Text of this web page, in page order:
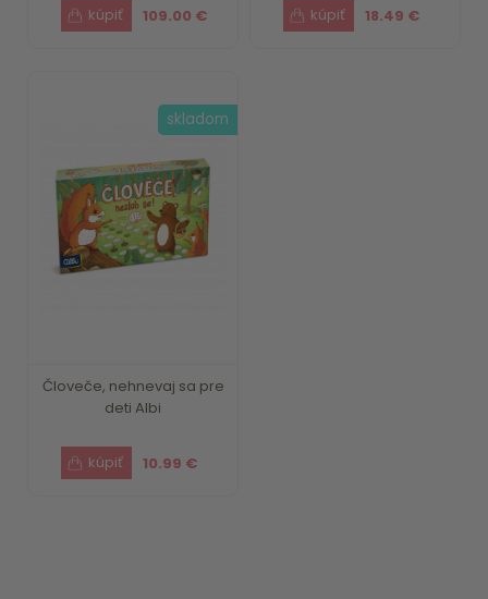
109.00 € 18.49 €
Človeče, nehnevaj sa pre
deti Albi
10.99 €
skladom